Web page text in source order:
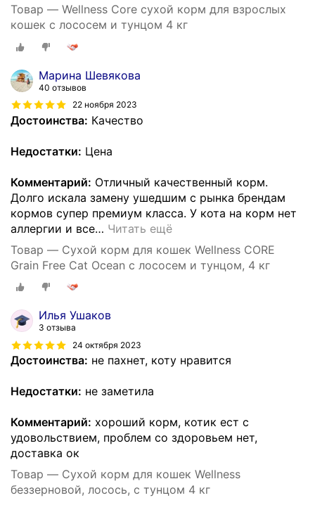
Товар — Wellness Core сухой корм для взрослых
кошек с лососем и тунцом 4 кг
Марина Шевякова
40 отзывов
22 ноября 2023
Достоинства: Качество
Недостатки: Цена
Комментарий: Отличный качественный корм.
Долго искала замену ушедшим с рынка брендам
кормов супер премиум класса. У кота на корм нет
аллергии и все… Читать ещё
Товар — Сухой корм для кошек Wellness CORE
Grain Free Cat Ocean с лососем и тунцом, 4 кг
Илья Ушаков
3 отзыва
24 октября 2023
Достоинства: не пахнет, коту нравится
Недостатки: не заметила
Комментарий: хороший корм, котик ест с
удовольствием, проблем со здоровьем нет,
доставка ок
Товар — Сухой корм для кошек Wellness
беззерновой, лосось, с тунцом 4 кг